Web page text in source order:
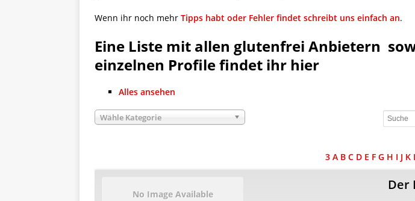
Wenn ihr noch mehr Tipps habt oder Fehler findet schreibt uns einfach an.
Eine Liste mit allen glutenfrei Anbietern
einzelnen Profile findet ihr hier
Alles ansehen
Wähle Kategorie
3 A B C D E F G H I J K
No Image Available
Der